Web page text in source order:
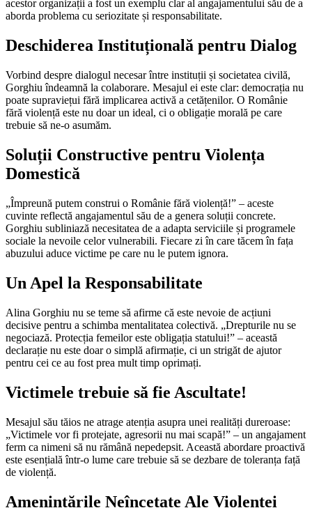
acestor organizații a fost un exemplu clar al angajamentului său de a
aborda problema cu seriozitate și responsabilitate.
Deschiderea Instituțională pentru Dialog
Vorbind despre dialogul necesar între instituții și societatea civilă,
Gorghiu îndeamnă la colaborare. Mesajul ei este clar: democrația nu
poate supraviețui fără implicarea activă a cetățenilor. O Românie
fără violență este nu doar un ideal, ci o obligație morală pe care
trebuie să ne-o asumăm.
Soluții Constructive pentru Violența
Domestică
„Împreună putem construi o Românie fără violență!” – aceste
cuvinte reflectă angajamentul său de a genera soluții concrete.
Gorghiu subliniază necesitatea de a adapta serviciile și programele
sociale la nevoile celor vulnerabili. Fiecare zi în care tăcem în fața
abuzului aduce victime pe care nu le putem ignora.
Un Apel la Responsabilitate
Alina Gorghiu nu se teme să afirme că este nevoie de acțiuni
decisive pentru a schimba mentalitatea colectivă. „Drepturile nu se
negociază. Protecția femeilor este obligația statului!” – această
declarație nu este doar o simplă afirmație, ci un strigăt de ajutor
pentru cei ce au fost prea mult timp oprimați.
Victimele trebuie să fie Ascultate!
Mesajul său tăios ne atrage atenția asupra unei realități dureroase:
„Victimele vor fi protejate, agresorii nu mai scapă!” – un angajament
ferm ca nimeni să nu rămână nepedepsit. Această abordare proactivă
este esențială într-o lume care trebuie să se dezbare de toleranța față
de violență.
Amenințările Neîncetate Ale Violentei